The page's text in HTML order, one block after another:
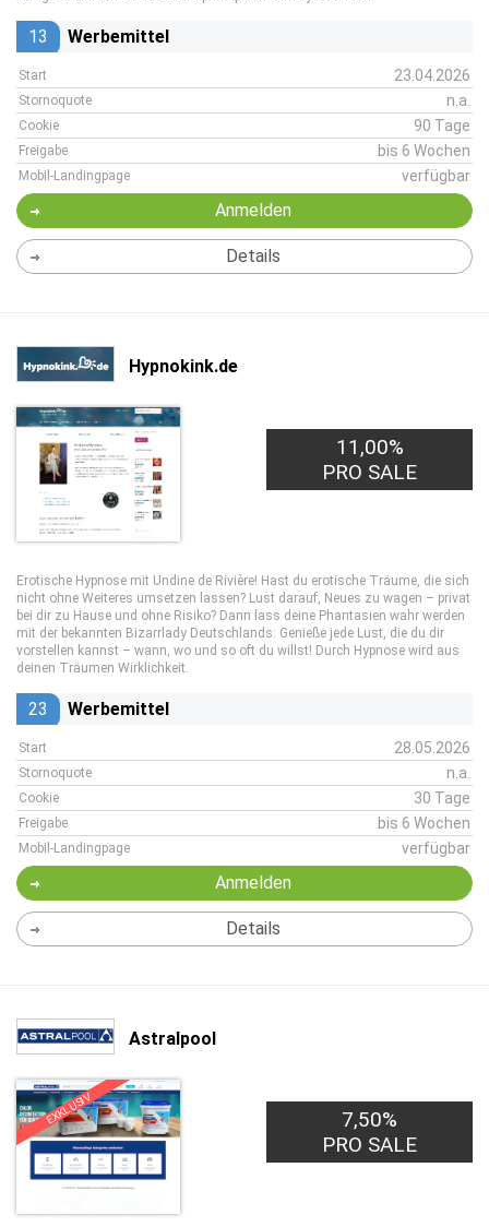
13 Werbemittel
Start 23.04.2026
Stornoquote n.a.
Cookie 90 Tage
Freigabe bis 6 Wochen
Mobil-Landingpage verfügbar
Anmelden
Details
Hypnokink.de
11,00%
PRO SALE
Erotische Hypnose mit Undine de Rivière! Hast du erotische Träume, die sich
nicht ohne Weiteres umsetzen lassen? Lust darauf, Neues zu wagen – privat
bei dir zu Hause und ohne Risiko? Dann lass deine Phantasien wahr werden
mit der bekannten Bizarrlady Deutschlands: Genieße jede Lust, die du dir
vorstellen kannst – wann, wo und so oft du willst! Durch Hypnose wird aus
deinen Träumen Wirklichkeit.
23 Werbemittel
Start 28.05.2026
Stornoquote n.a.
Cookie 30 Tage
Freigabe bis 6 Wochen
Mobil-Landingpage verfügbar
Anmelden
Details
Astralpool
EXKLUSIV
7,50%
PRO SALE